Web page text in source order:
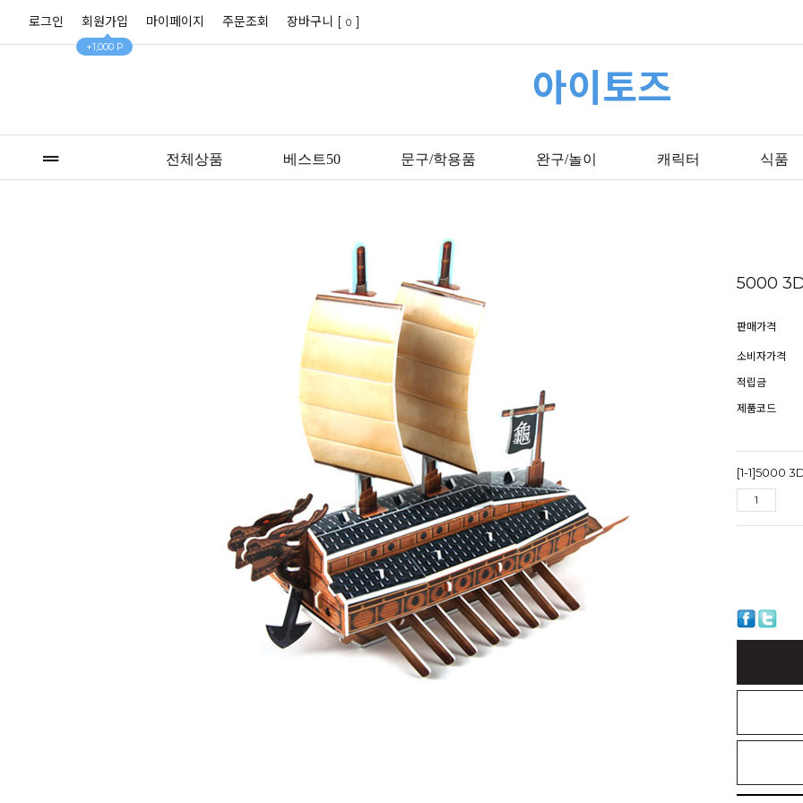
로그인 회원가입
+1,000 P
마이페이지 주문조회 장바구니 [ 0 ]
아이토즈
전체상품 베스트50 문구/학용품 완구/놀이 캐릭터 식품
5000
판매가격
소비자가격
적립금
제품코드
[1-1]5000